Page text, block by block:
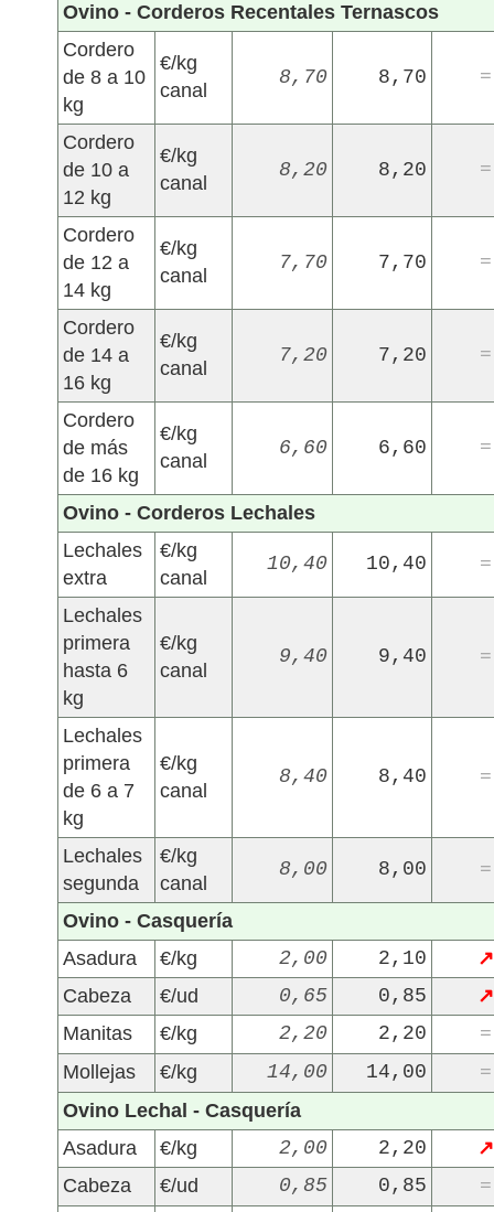
Ovino - Corderos Recentales Ternascos
Cordero
de 8 a 10
kg
€/kg
canal
8,70 8,70 =
Cordero
de 10 a
12 kg
€/kg
canal
8,20 8,20 =
Cordero
de 12 a
14 kg
€/kg
canal
7,70 7,70 =
Cordero
de 14 a
16 kg
€/kg
canal
7,20 7,20 =
Cordero
de más
de 16 kg
€/kg
canal
6,60 6,60 =
Ovino - Corderos Lechales
Lechales
extra
€/kg
canal
10,40 10,40 =
Lechales
primera
hasta 6
kg
€/kg
canal
9,40 9,40 =
Lechales
primera
de 6 a 7
kg
€/kg
canal
8,40 8,40 =
Lechales
segunda
€/kg
canal
8,00 8,00 =
Ovino - Casquería
Asadura
€/kg 2,00 2,10
↗
Cabeza
€/ud 0,65 0,85
↗
Manitas
€/kg 2,20 2,20
=
Mollejas
€/kg 14,00 14,00
=
Ovino Lechal - Casquería
Asadura
€/kg 2,00 2,20
↗
Cabeza
€/ud 0,85 0,85
=